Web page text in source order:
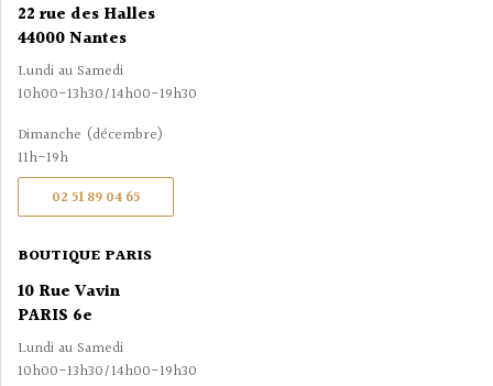
22 rue des Halles
44000 Nantes
Lundi au Samedi
10h00-13h30/14h00-19h30
Dimanche (décembre)
11h-19h
02 51 89 04 65
BOUTIQUE PARIS
10 Rue Vavin
PARIS 6e
Lundi au Samedi
10h00-13h30/14h00-19h30